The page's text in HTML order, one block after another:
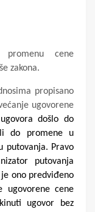
promenu cene
zakona.
propisano
ugovorene
došlo do
do promene u
putovanja. Pravo
putovanja
ono predviđeno
ugovorene cene
ugovor bez